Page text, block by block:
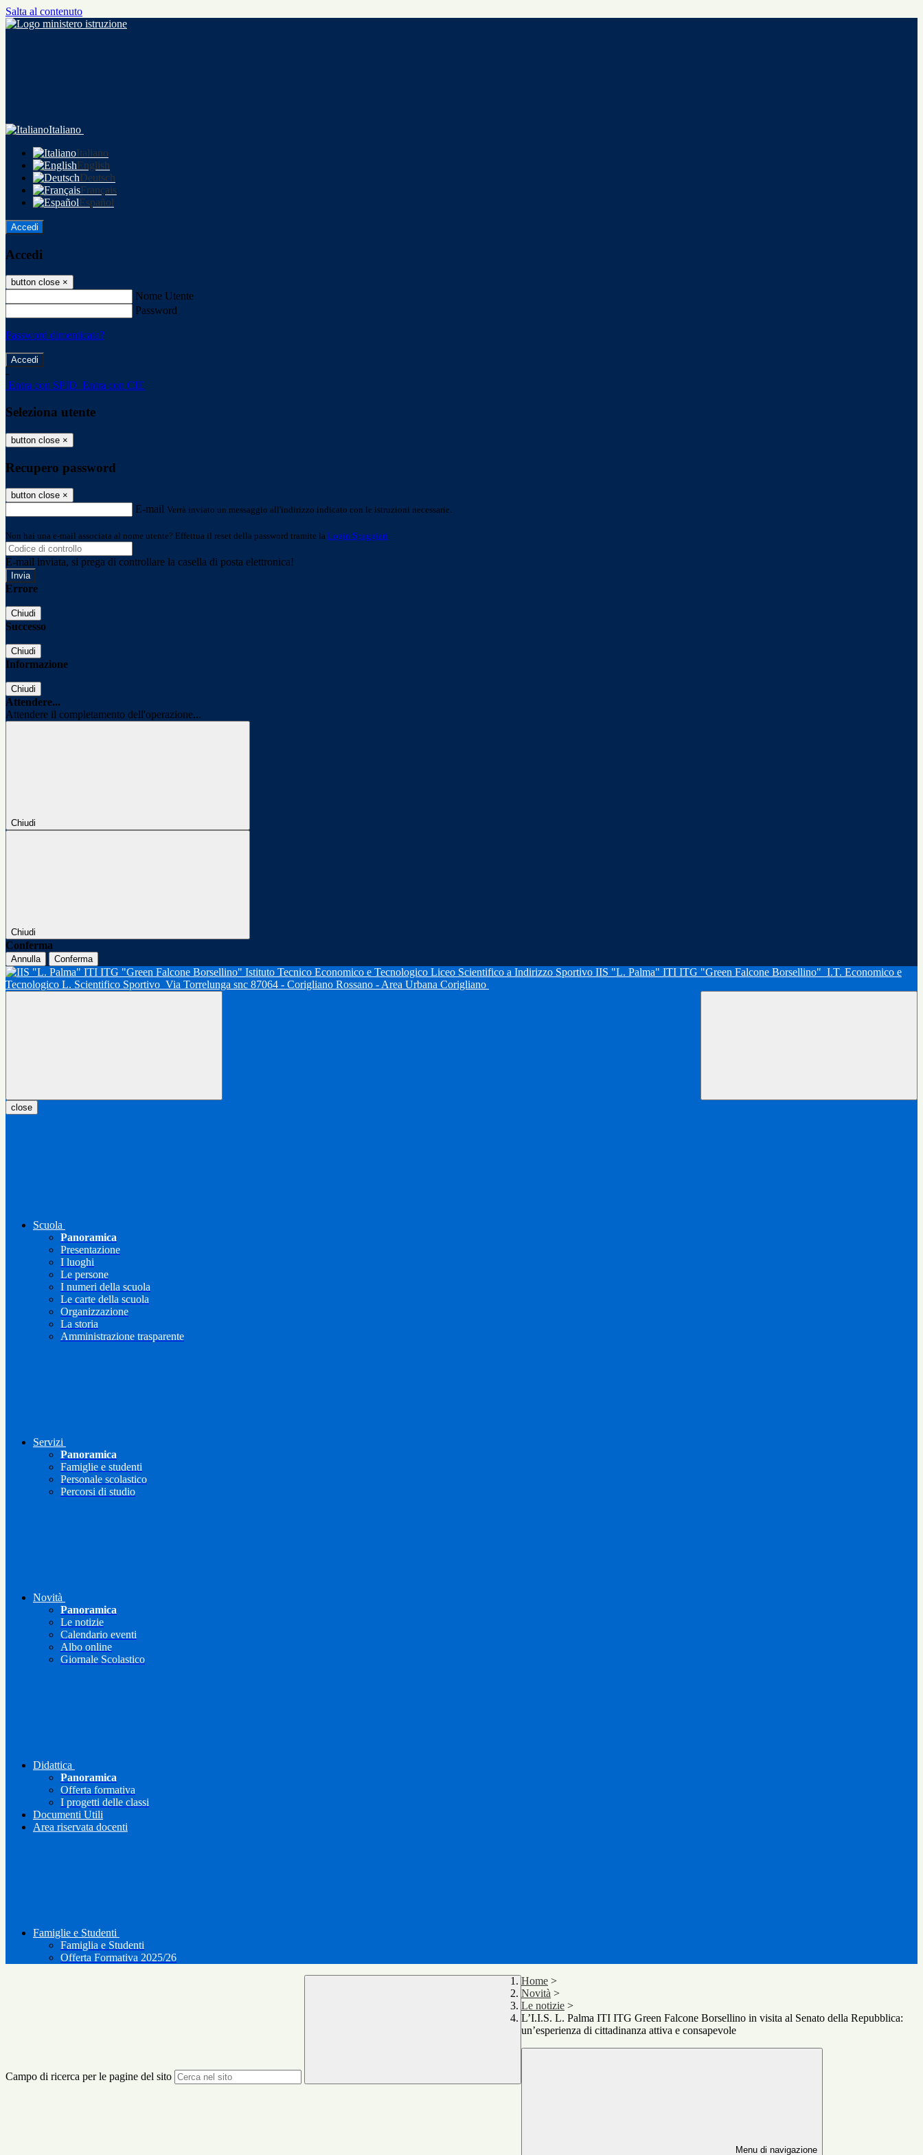
Salta al contenuto
Italiano
Italiano
English
Deutsch
Français
Español
Accedi
Accedi
button close ×
Nome Utente
Password
Password dimenticata?
-
Entra con SPID Entra con CIE
Seleziona utente
button close ×
Recupero password
button close ×
E-mail Verrà inviato un messaggio all'indirizzo indicato con le istruzioni necessarie.
Non hai una e-mail associata al nome utente? Effettua il reset della password tramite la Login Spaggiari
E-mail inviata, si prega di controllare la casella di posta elettronica!
Errore
Chiudi
Successo
Chiudi
Informazione
Chiudi
Attendere...
Attendere il completamento dell'operazione...
Chiudi
Chiudi
Conferma
Annulla Conferma
IIS "L. Palma" ITI ITG "Green Falcone Borsellino" I.T. Economico e
Tecnologico L. Scientifico Sportivo Via Torrelunga snc 87064 - Corigliano Rossano - Area Urbana Corigliano
close
Scuola
Panoramica
Presentazione
I luoghi
Le persone
I numeri della scuola
Le carte della scuola
Organizzazione
La storia
Amministrazione trasparente
Servizi
Panoramica
Famiglie e studenti
Personale scolastico
Percorsi di studio
Novità
Panoramica
Le notizie
Calendario eventi
Albo online
Giornale Scolastico
Didattica
Panoramica
Offerta formativa
I progetti delle classi
Documenti Utili
Area riservata docenti
Famiglie e Studenti
Famiglia e Studenti
Offerta Formativa 2025/26
Campo di ricerca per le pagine del sito
Home >
Novità >
Le notizie >
L’I.I.S. L. Palma ITI ITG Green Falcone Borsellino in visita al Senato della Repubblica:
un’esperienza di cittadinanza attiva e consapevole
Menu di navigazione